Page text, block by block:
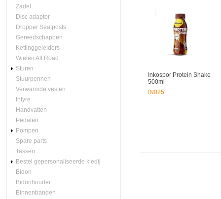
Zadel
Disc adaptor
Dropper Seatposts
Gereedschappen
Kettinggeleiders
Wielen All Road
Sturen
Stuurpennen
Verwarmde vesten
Intyre
Handvatten
Pedalen
Pompen
Spare parts
Tassen
Bestel gepersonaliseerde kledij
Bidon
Bidonhouder
Binnenbanden
Inkospor Protein Shake
500ml
IN025